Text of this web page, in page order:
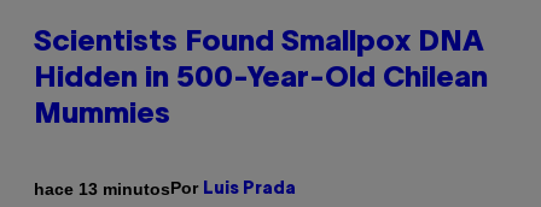
Scientists Found Smallpox DNA
Hidden in 500-Year-Old Chilean
Mummies
hace 13 minutosPor Luis Prada